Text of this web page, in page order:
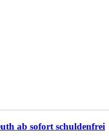
ab sofort schuldenfrei